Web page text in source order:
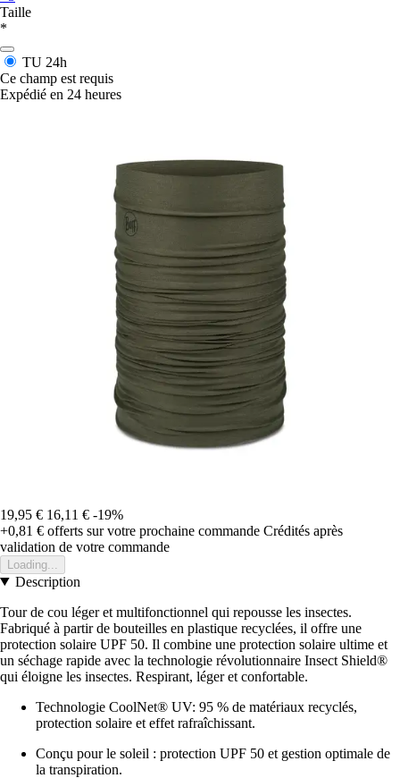
Taille
*
TU 24h
Ce champ est requis
Expédié en 24 heures
19,95 € 16,11 € -19%
+0,81 € offerts sur votre prochaine commande Crédités après
validation de votre commande
Loading...
Description
Tour de cou léger et multifonctionnel qui repousse les insectes.
Fabriqué à partir de bouteilles en plastique recyclées, il offre une
protection solaire UPF 50. Il combine une protection solaire ultime et
un séchage rapide avec la technologie révolutionnaire Insect Shield®
qui éloigne les insectes. Respirant, léger et confortable.
Technologie CoolNet® UV: 95 % de matériaux recyclés,
protection solaire et effet rafraîchissant.
Conçu pour le soleil : protection UPF 50 et gestion optimale de
la transpiration.